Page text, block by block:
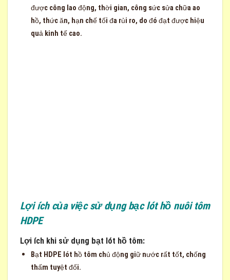
được công lao động, thời gian, công sức sửa chữa ao
hồ, thức ăn, hạn chế tối đa rủi ro, do đó đạt được hiệu
quả kinh tế cao.
Lợi ích của việc sử dụng bạc lót hồ nuôi tôm
HDPE
Lợi ích khi sử dụng bạt lót hồ tôm:
Bạt HDPE lót hồ tôm chủ động giữ nước rất tốt, chống
thấm tuyệt đối.